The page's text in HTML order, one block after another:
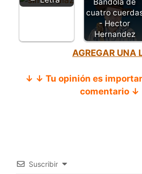
cuatro
- Hector
Hernandez
AGREGAR UNA
↓ ↓ Tu opinión es
comentario ↓
Suscribir